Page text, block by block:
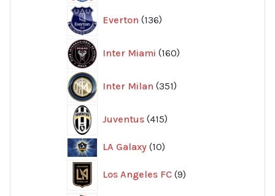
Everton 136
produkter
Inter Miami 160
produkter
Inter Milan 351
produkter
Juventus 415
produkter
LA Galaxy 1010
Los Angeles FC 9
produkter